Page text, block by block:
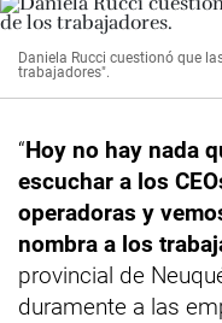
Daniela Rucci cuestionó que
trabajadores".
“Hoy no hay nada
escuchar a los
operadoras y
nombra a los
provincial de
duramente a las